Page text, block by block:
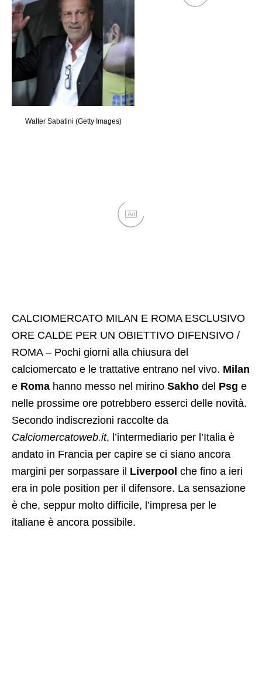
Walter Sabatini (Getty Images)
Ad
CALCIOMERCATO MILAN E ROMA ESCLUSIVO
ORE CALDE PER UN OBIETTIVO DIFENSIVO /
ROMA – Pochi giorni alla chiusura del
calciomercato e le trattative entrano nel vivo. Milan
e Roma hanno messo nel mirino Sakho del Psg e
nelle prossime ore potrebbero esserci delle novità.
Secondo indiscrezioni raccolte da
Calciomercatoweb.it, l’intermediario per l’Italia è
andato in Francia per capire se ci siano ancora
margini per sorpassare il Liverpool che fino a ieri
era in pole position per il difensore. La sensazione
è che, seppur molto difficile, l’impresa per le
italiane è ancora possibile.